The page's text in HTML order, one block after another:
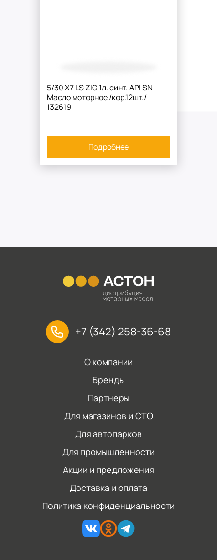
5/30 X7 LS ZIC 1л. синт. API SN
Масло моторное /кор.12шт./
132619
Подробнее
+7 (342) 258-36-68
О компании
Бренды
Партнеры
Для магазинов и СТО
Для автопарков
Для промышленности
Акции и предложения
Доставка и оплата
Политика конфиденциальности